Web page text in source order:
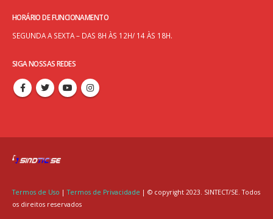
HORÁRIO DE FUNCIONAMENTO
SEGUNDA A SEXTA – DAS 8H ÀS 12H/ 14 ÀS 18H.
SIGA NOSSAS REDES
Termos de Uso |Termos de Privacidade | © copyright 2023. SINTECT/SE. Todos
os direitos reservados